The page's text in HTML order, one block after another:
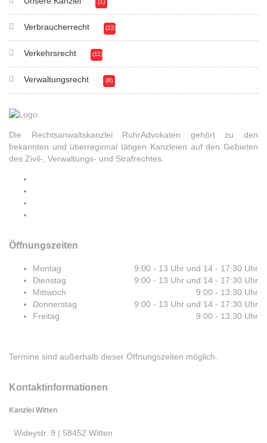
Verbraucherrecht (22)
Verkehrsrecht (11)
Verwaltungsrecht (8)
Die Rechtsanwaltskanzlei RuhrAdvokaten gehört zu den
bekannten und überregional tätigen Kanzleien auf den Gebieten
des Zivil-, Verwaltungs- und Strafrechtes.
Öffnungszeiten
Montag
9:00 - 13 Uhr und 14 - 17:30 Uhr
Dienstag
9:00 - 13 Uhr und 14 - 17:30 Uhr
Mittwoch
9:00 - 13:30 Uhr
Donnerstag
9:00 - 13 Uhr und 14 - 17:30 Uhr
Freitag
9:00 - 13:30 Uhr
Termine sind außerhalb dieser Öffnungszeiten möglich.
Kontaktinformationen
Kanzlei Witten
Wideystr. 9 | 58452 Witten